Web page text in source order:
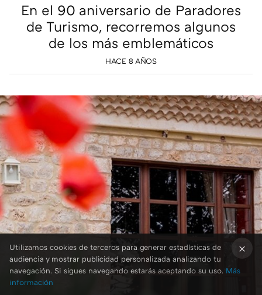
En el 90 aniversario de Paradores
de Turismo, recorremos algunos
de los más emblemáticos
HACE 8 AÑOS
Utilizamos cookies de terceros para generar estadísticas de
audiencia y mostrar publicidad personalizada analizando tu
navegación. Si sigues navegando estarás aceptando su uso. Más
información